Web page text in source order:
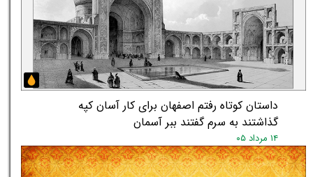
داستان کوتاه رفتم اصفهان برای کار آسان کپه
گذاشتند به سرم گفتند ببر آسمان
۱۴ مرداد ۰۵